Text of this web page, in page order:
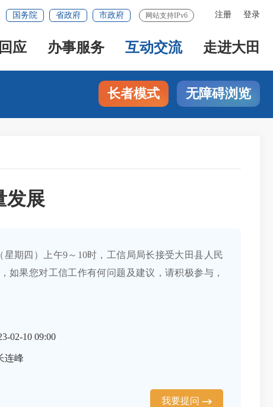
注册 登录
国务院 省政府 市政府 网站支持IPv6
应 办事服务 互动交流 走进大田
长者模式 无障碍浏览
发展
星期四）上午9～10时，工信局局长接受大田县人民
如果您对工信工作有何问题及建议，请积极参与，
02-10 09:00
连峰
我要提问